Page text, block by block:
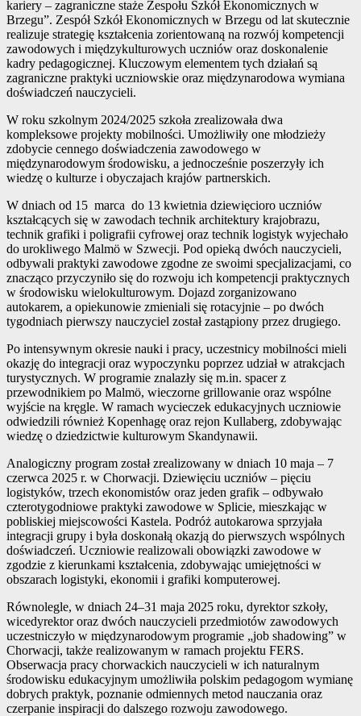
kariery – zagraniczne staże Zespołu Szkół Ekonomicznych w
Brzegu”. Zespół Szkół Ekonomicznych w Brzegu od lat skutecznie
realizuje strategię kształcenia zorientowaną na rozwój kompetencji
zawodowych i międzykulturowych uczniów oraz doskonalenie
kadry pedagogicznej. Kluczowym elementem tych działań są
zagraniczne praktyki uczniowskie oraz międzynarodowa wymiana
doświadczeń nauczycieli.
W roku szkolnym 2024/2025 szkoła zrealizowała dwa
kompleksowe projekty mobilności. Umożliwiły one młodzieży
zdobycie cennego doświadczenia zawodowego w
międzynarodowym środowisku, a jednocześnie poszerzyły ich
wiedzę o kulturze i obyczajach krajów partnerskich.
W dniach od 15 marca do 13 kwietnia dziewięcioro uczniów
kształcących się w zawodach technik architektury krajobrazu,
technik grafiki i poligrafii cyfrowej oraz technik logistyk wyjechało
do urokliwego Malmö w Szwecji. Pod opieką dwóch nauczycieli,
odbywali praktyki zawodowe zgodne ze swoimi specjalizacjami, co
znacząco przyczyniło się do rozwoju ich kompetencji praktycznych
w środowisku wielokulturowym. Dojazd zorganizowano
autokarem, a opiekunowie zmieniali się rotacyjnie – po dwóch
tygodniach pierwszy nauczyciel został zastąpiony przez drugiego.
Po intensywnym okresie nauki i pracy, uczestnicy mobilności mieli
okazję do integracji oraz wypoczynku poprzez udział w atrakcjach
turystycznych. W programie znalazły się m.in. spacer z
przewodnikiem po Malmö, wieczorne grillowanie oraz wspólne
wyjście na kręgle. W ramach wycieczek edukacyjnych uczniowie
odwiedzili również Kopenhagę oraz rejon Kullaberg, zdobywając
wiedzę o dziedzictwie kulturowym Skandynawii.
Analogiczny program został zrealizowany w dniach 10 maja – 7
czerwca 2025 r. w Chorwacji. Dziewięciu uczniów – pięciu
logistyków, trzech ekonomistów oraz jeden grafik – odbywało
czterotygodniowe praktyki zawodowe w Splicie, mieszkając w
pobliskiej miejscowości Kastela. Podróż autokarowa sprzyjała
integracji grupy i była doskonałą okazją do pierwszych wspólnych
doświadczeń. Uczniowie realizowali obowiązki zawodowe w
zgodzie z kierunkami kształcenia, zdobywając umiejętności w
obszarach logistyki, ekonomii i grafiki komputerowej.
Równolegle, w dniach 24–31 maja 2025 roku, dyrektor szkoły,
wicedyrektor oraz dwóch nauczycieli przedmiotów zawodowych
uczestniczyło w międzynarodowym programie „job shadowing” w
Chorwacji, także realizowanym w ramach projektu FERS.
Obserwacja pracy chorwackich nauczycieli w ich naturalnym
środowisku edukacyjnym umożliwiła polskim pedagogom wymianę
dobrych praktyk, poznanie odmiennych metod nauczania oraz
czerpanie inspiracji do dalszego rozwoju zawodowego.